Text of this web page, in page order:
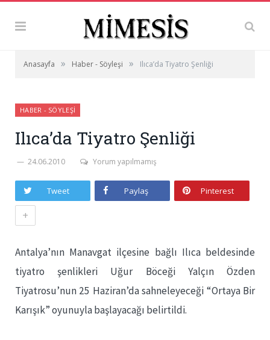
Anasayfa » Haber - Söyleşi » Ilıca’da Tiyatro Şenliği
HABER - SÖYLEŞI
Ilıca’da Tiyatro Şenliği
24.06.2010 Yorum yapılmamış
Tweet Paylaş Pinterest
+
Antalya’nın Manavgat ilçesine bağlı Ilıca beldesinde
tiyatro şenlikleri Uğur Böceği Yalçın Özden
Tiyatrosu’nun 25 Haziran’da sahneleyeceği “Ortaya Bir
Karışık” oyunuyla başlayacağı belirtildi.